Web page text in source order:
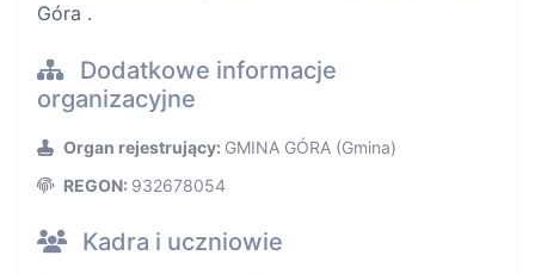
Góra .
Dodatkowe informacje
organizacyjne
Organ rejestrujący: GMINA GÓRA (Gmina)
REGON: 932678054
Kadra i uczniowie